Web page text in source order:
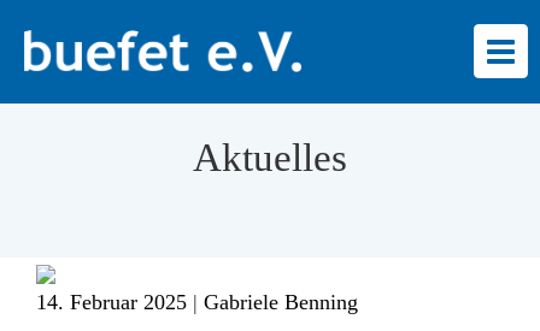
Aktuelles
14. Februar 2025 | Gabriele Benning